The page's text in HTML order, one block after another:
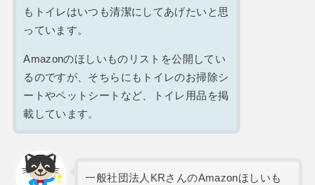
もトイレはいつも清潔にしてあげたいと思
っています。
Amazonのほしいものリストを公開してい
るのですが、そちらにもトイレのお掃除シ
ートやペットシートなど、トイレ用品を掲
載しています。
一般社団法人KRさんのAmazonほしいも